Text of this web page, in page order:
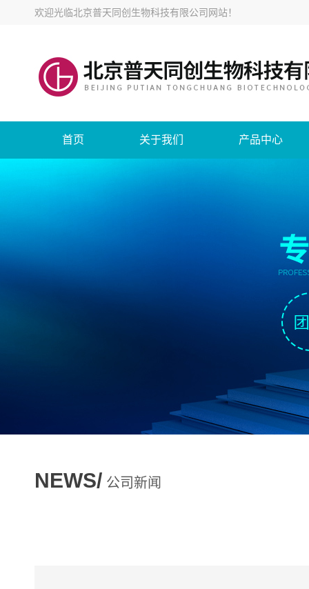
欢迎光临北京普天同创生物科技有限公司网站！
首页 关于我们 产品中心
NEWS/ 公司新闻